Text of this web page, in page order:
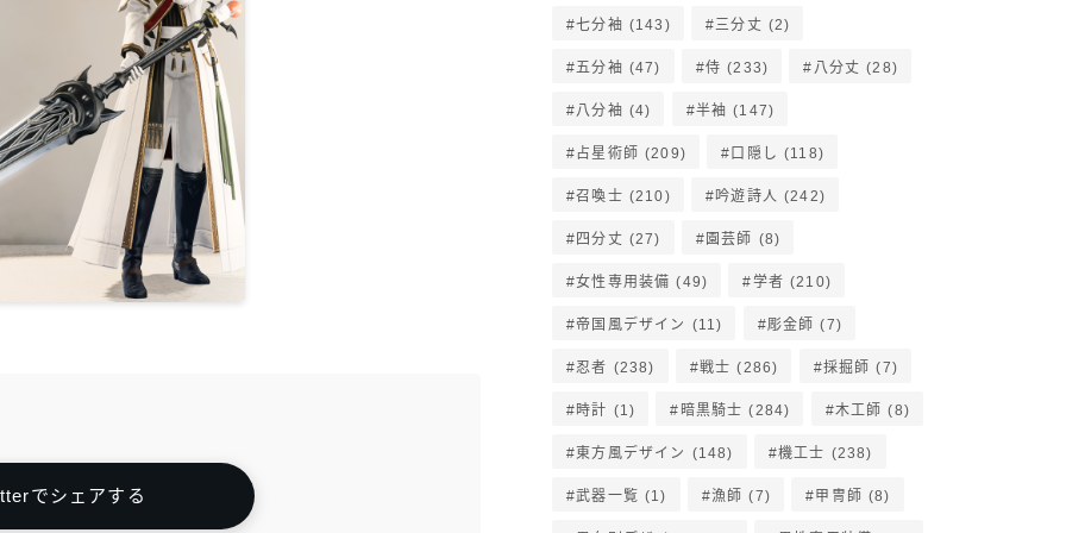
でシェアする
七分袖 (143) 三分丈 (2)
五分袖 (47) 侍 (233) 八分丈 (28)
八分袖 (4) 半袖 (147)
占星術師 (209) 口隠し (118)
召喚士 (210) 吟遊詩人 (242)
四分丈 (27) 園芸師 (8)
女性専用装備 (49) 学者 (210)
帝国風デザイン (11) 彫金師 (7)
忍者 (238) 戦士 (286) 採掘師 (7)
時計 (1) 暗黒騎士 (284) 木工師 (8)
東方風デザイン (148) 機工士 (238)
武器一覧 (1) 漁師 (7) 甲冑師 (8)